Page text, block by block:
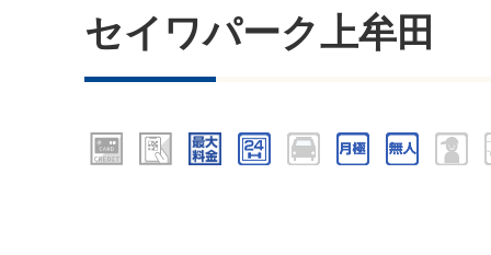
セイワパーク上牟田